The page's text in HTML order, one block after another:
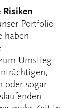
Risiken
Portfolio
haben
Umstieg
oder sogar